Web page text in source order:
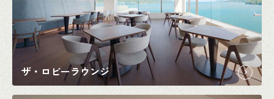
ザ・ロビーラウンジ